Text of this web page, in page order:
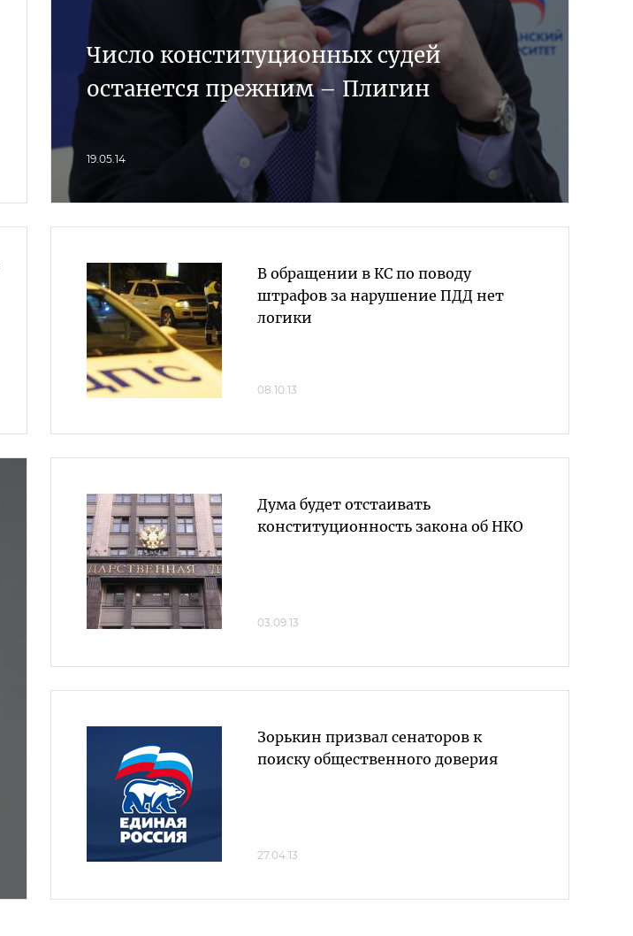
Число конституционных судей
останется прежним – Плигин
19.05.14
В обращении в КС по поводу
штрафов за нарушение ПДД нет
логики
08.10.13
Дума будет отстаивать
конституционность закона об НКО
03.09.13
Зорькин призвал сенаторов к
поиску общественного доверия
27.04.13